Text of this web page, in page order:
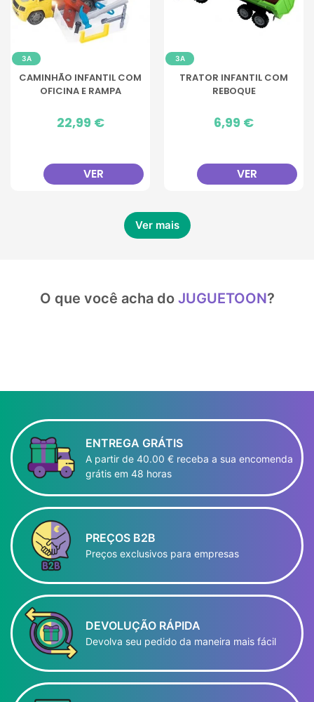
3A
CAMINHÃO INFANTIL COM
OFICINA E RAMPA
Preço
22,99 €
VER
3A
TRATOR INFANTIL COM
REBOQUE
Preço
6,99 €
VER
Ver mais
O que você acha do JUGUETOON?
ENTREGA GRÁTIS
A partir de 40.00 € receba a sua encomenda
grátis em 48 horas
PREÇOS B2B
Preços exclusivos para empresas
DEVOLUÇÃO RÁPIDA
Devolva seu pedido da maneira mais fácil